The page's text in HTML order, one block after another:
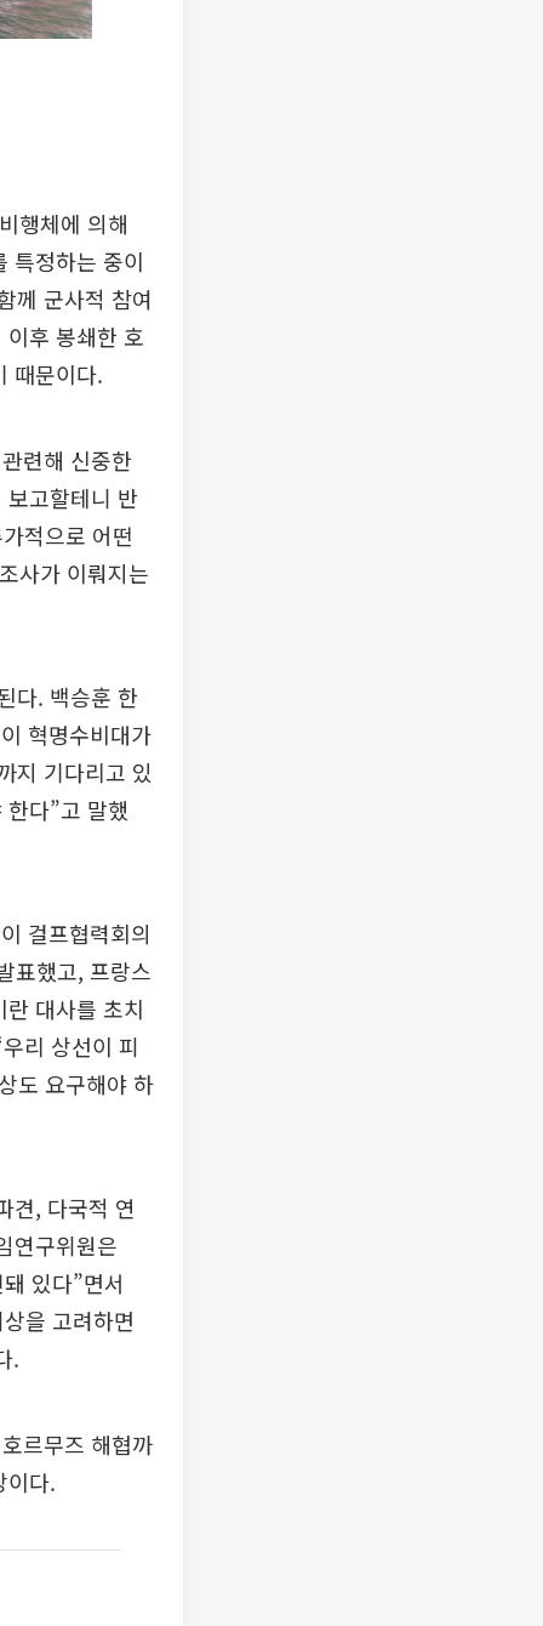
행체에 의해
특정하는 중이
께 군사적 참여
후 봉쇄한 호
때문이다.
련해 신중한
고할테니 반
적으로 어떤
사가 이뤄지는
다. 백승훈 한
혁명수비대가
지 기다리고 있
다”고 말했
걸프협력회의
표했고, 프랑스
대사를 초치
리 상선이 피
도 요구해야 하
견, 다국적 연
연구위원은
있다”면서
을 고려하면
.
르무즈 해협까
이다.